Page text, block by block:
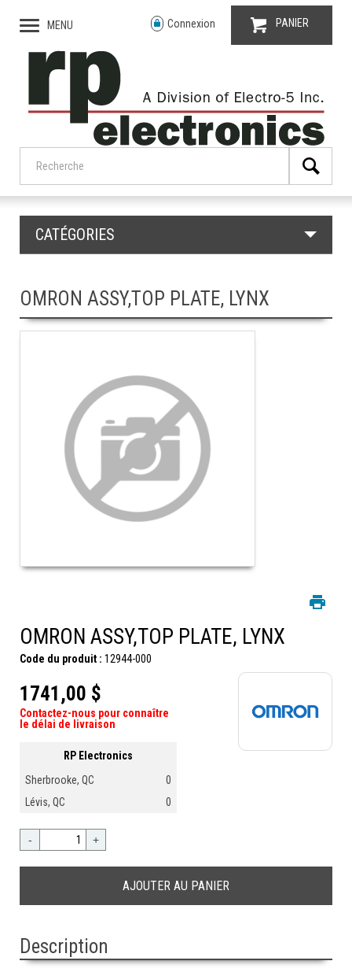
MENU Connexion PANIER
CATÉGORIES
OMRON ASSY,TOP PLATE, LYNX
OMRON ASSY,TOP PLATE, LYNX
Code du produit : 12944-000
1741,00 $
Contactez-nous pour connaître
le délai de livraison
RP Electronics
Sherbrooke, QC
0
Lévis, QC
0
- +
Description